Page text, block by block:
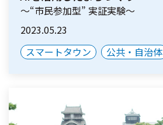
～“市民参加型” 実証実験～
2023.05.23
スマートタウン
公共・自治体